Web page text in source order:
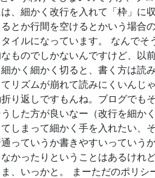
、細かく改行を入れて「枠」に
とか行間を空けるとかいう場合
イルになっています。 なんで
ものでしかないんですけど、以
かく細かく切ると、書く方は読
リズムが崩れて読みにくいんじ
り返しですもんね。ブログでも
した方が良いなー（改行を細か
しまって細かく手を入れたい、
っていうか書きやすいっていう
かったりということはあるけれ
、いっかと。 まーただのポリ